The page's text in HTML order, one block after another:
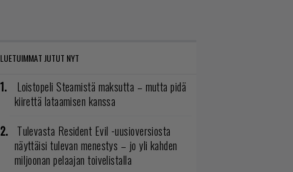
LUETUIMMAT JUTUT NYT
Loistopeli Steamistä maksutta – mutta pidä
kiirettä lataamisen kanssa
Tulevasta Resident Evil -uusioversiosta
näyttäisi tulevan menestys – jo yli kahden
miljoonan pelaajan toivelistalla